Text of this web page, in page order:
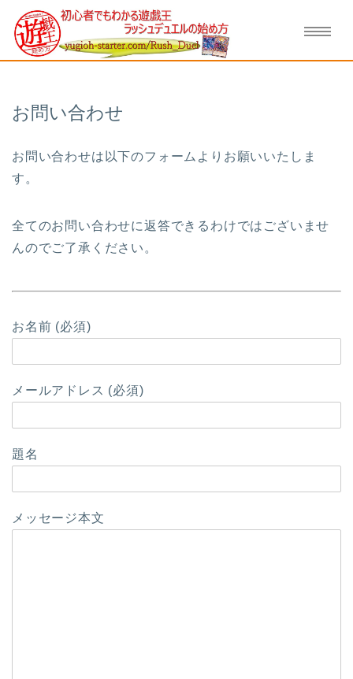
HOME
お問い合わせ
お問い合わせは以下のフォームよりお願いいたしま
す。
全てのお問い合わせに返答できるわけではございませ
んのでご了承ください。
お名前 (必須)
メールアドレス (必須)
題名
メッセージ本文